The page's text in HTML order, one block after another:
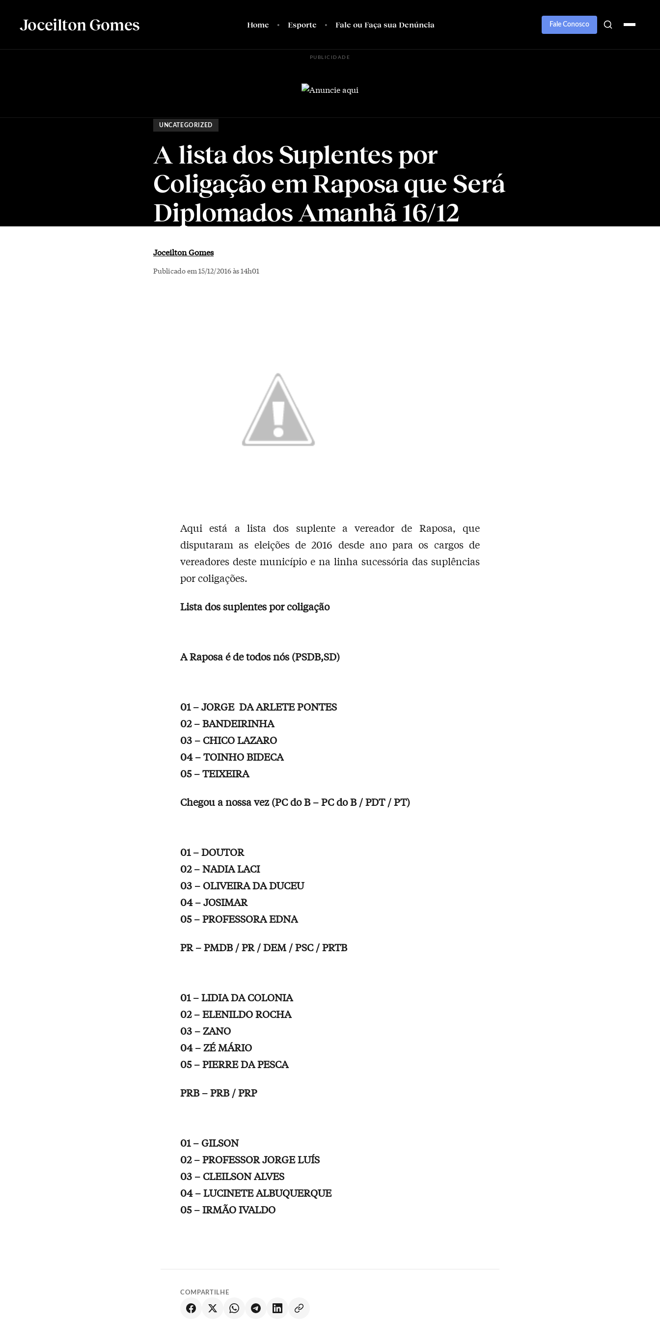
Joceilton Gomes Home Esporte Fale ou Faça sua Denúncia Fale Conosco
PUBLICIDADE
UNCATEGORIZED
A lista dos Suplentes por
Coligação em Raposa que Será
Diplomados Amanhã 16/12
Joceilton Gomes
Publicado em 15/12/2016 às 14h01
Aqui está a lista dos suplente a vereador de Raposa, que
disputaram as eleições de 2016 desde ano para os cargos de
vereadores deste município e na linha sucessória das suplências
por coligações.
Lista dos suplentes por coligação
A Raposa é de todos nós (PSDB,SD)
01 – JORGE DA ARLETE PONTES
02 – BANDEIRINHA
03 – CHICO LAZARO
04 – TOINHO BIDECA
05 – TEIXEIRA
Chegou a nossa vez (PC do B – PC do B / PDT / PT)
01 – DOUTOR
02 – NADIA LACI
03 – OLIVEIRA DA DUCEU
04 – JOSIMAR
05 – PROFESSORA EDNA
PR – PMDB / PR / DEM / PSC / PRTB
01 – LIDIA DA COLONIA
02 – ELENILDO ROCHA
03 – ZANO
04 – ZÉ MÁRIO
05 – PIERRE DA PESCA
PRB – PRB / PRP
01 – GILSON
02 – PROFESSOR JORGE LUÍS
03 – CLEILSON ALVES
04 – LUCINETE ALBUQUERQUE
05 – IRMÃO IVALDO
COMPARTILHE